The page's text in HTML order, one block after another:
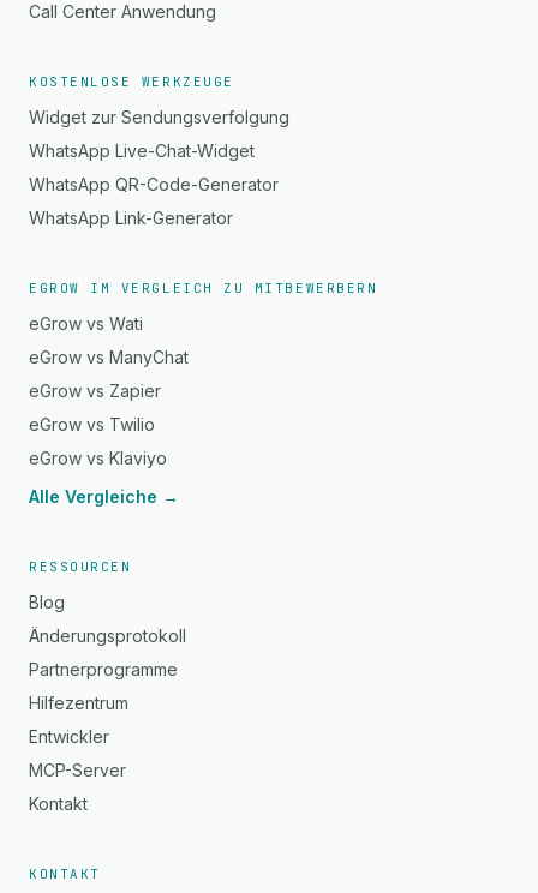
Call Center Anwendung
KOSTENLOSE WERKZEUGE
Widget zur Sendungsverfolgung
WhatsApp Live-Chat-Widget
WhatsApp QR-Code-Generator
WhatsApp Link-Generator
EGROW IM VERGLEICH ZU MITBEWERBERN
eGrow vs Wati
eGrow vs ManyChat
eGrow vs Zapier
eGrow vs Twilio
eGrow vs Klaviyo
Alle Vergleiche →
RESSOURCEN
Blog
Änderungsprotokoll
Partnerprogramme
Hilfezentrum
Entwickler
MCP-Server
Kontakt
KONTAKT